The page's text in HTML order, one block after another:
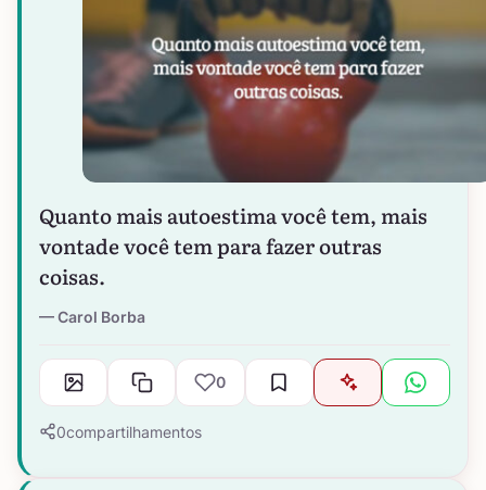
Quanto mais autoestima você tem, mais
vontade você tem para fazer outras
coisas.
Carol Borba
0
0compartilhamentos